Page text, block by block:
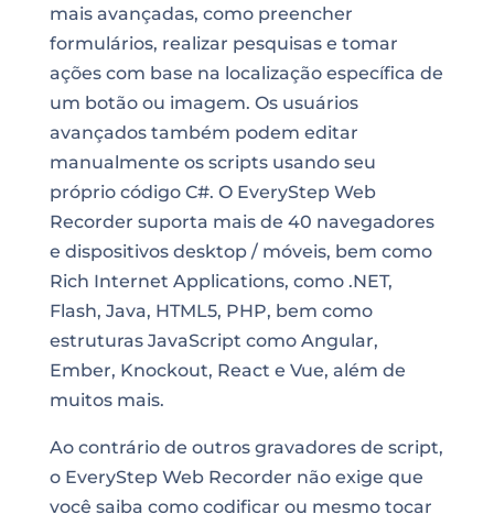
mais avançadas, como preencher
formulários, realizar pesquisas e tomar
ações com base na localização específica de
um botão ou imagem. Os usuários
avançados também podem editar
manualmente os scripts usando seu
próprio código C#. O EveryStep Web
Recorder suporta mais de 40 navegadores
e dispositivos desktop / móveis, bem como
Rich Internet Applications, como .NET,
Flash, Java, HTML5, PHP, bem como
estruturas JavaScript como Angular,
Ember, Knockout, React e Vue, além de
muitos mais.
Ao contrário de outros gravadores de script,
o EveryStep Web Recorder não exige que
você saiba como codificar ou mesmo tocar